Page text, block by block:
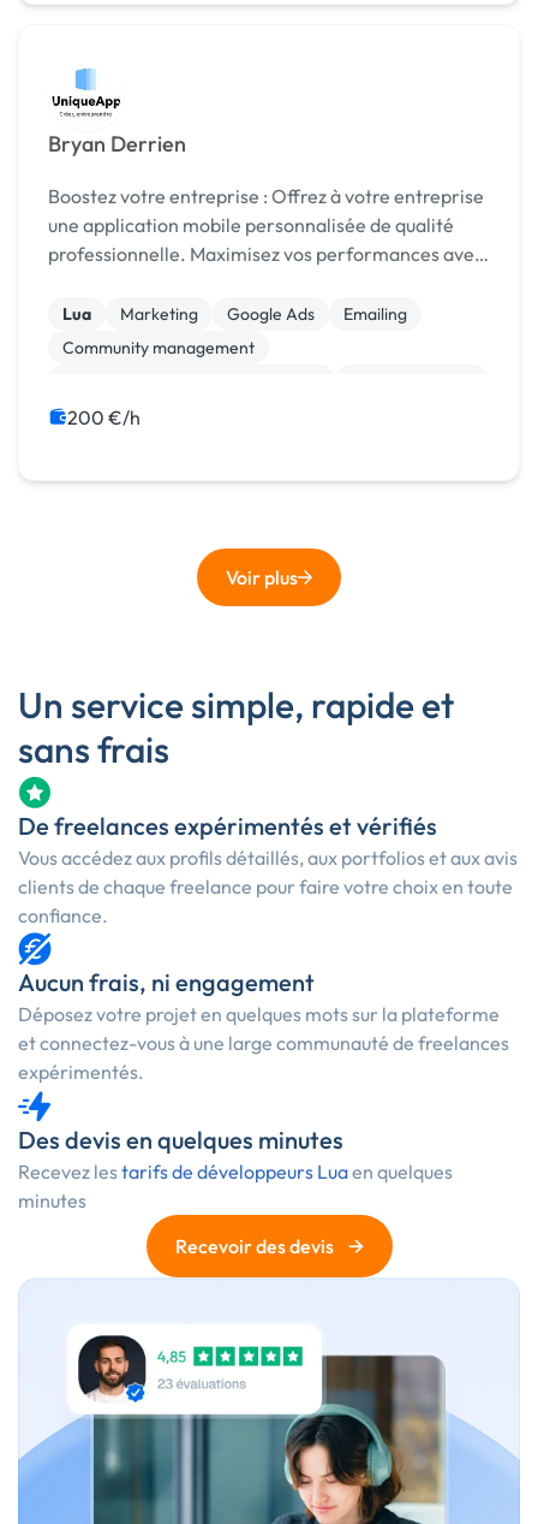
Bryan Derrien
Boostez votre entreprise : Offrez à votre entreprise
une application mobile personnalisée de qualité
professionnelle. Maximisez vos performances avec
l'identité unique de votre marque. Une solut...
Lua Marketing Google Ads
Emailing
Community management
Print (flyer, plaquette, affiche...)
200 €/h
Voir plus
Un service simple, rapide et
sans frais
De freelances expérimentés et vérifiés
Vous accédez aux profils détaillés, aux portfolios et aux avis
clients de chaque freelance pour faire votre choix en toute
confiance.
Aucun frais, ni engagement
Déposez votre projet en quelques mots sur la plateforme
et connectez-vous à une large communauté de freelances
expérimentés.
Des devis en quelques minutes
Recevez lestarifs de développeurs Luaen quelques
minutes
Recevoir des devis
→